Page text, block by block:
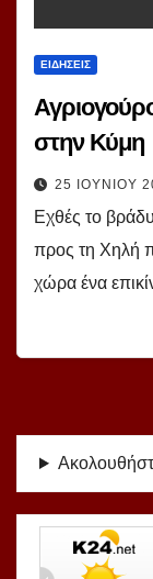
ΕΙΔΗΣΕΙΣ
στην Κύμη
25 ΙΟΥΝΊΟΥ
Εχθές το
προς τη Χηλή
χώρα ένα